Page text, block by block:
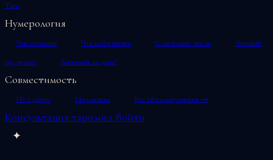
Таро
Нумерология
Число имени Число богатства Счастливое число
Личный
год нумер.
Хороший ли день?
Совместимость
По 2 датам По именам Все 18 калькуляторов →
Консультация таролога Войти
✦